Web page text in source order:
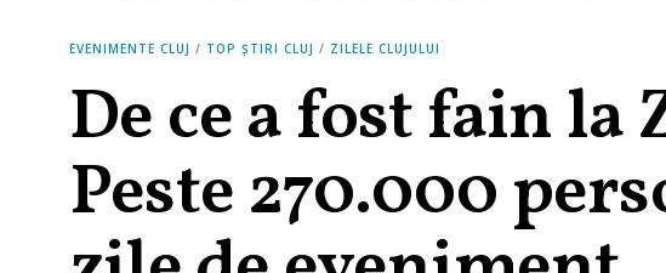
EVENIMENTE CLUJ / TOP ȘTIRI CLUJ / ZILELE CLUJULUI
De ce a fost fain
Peste 270.000